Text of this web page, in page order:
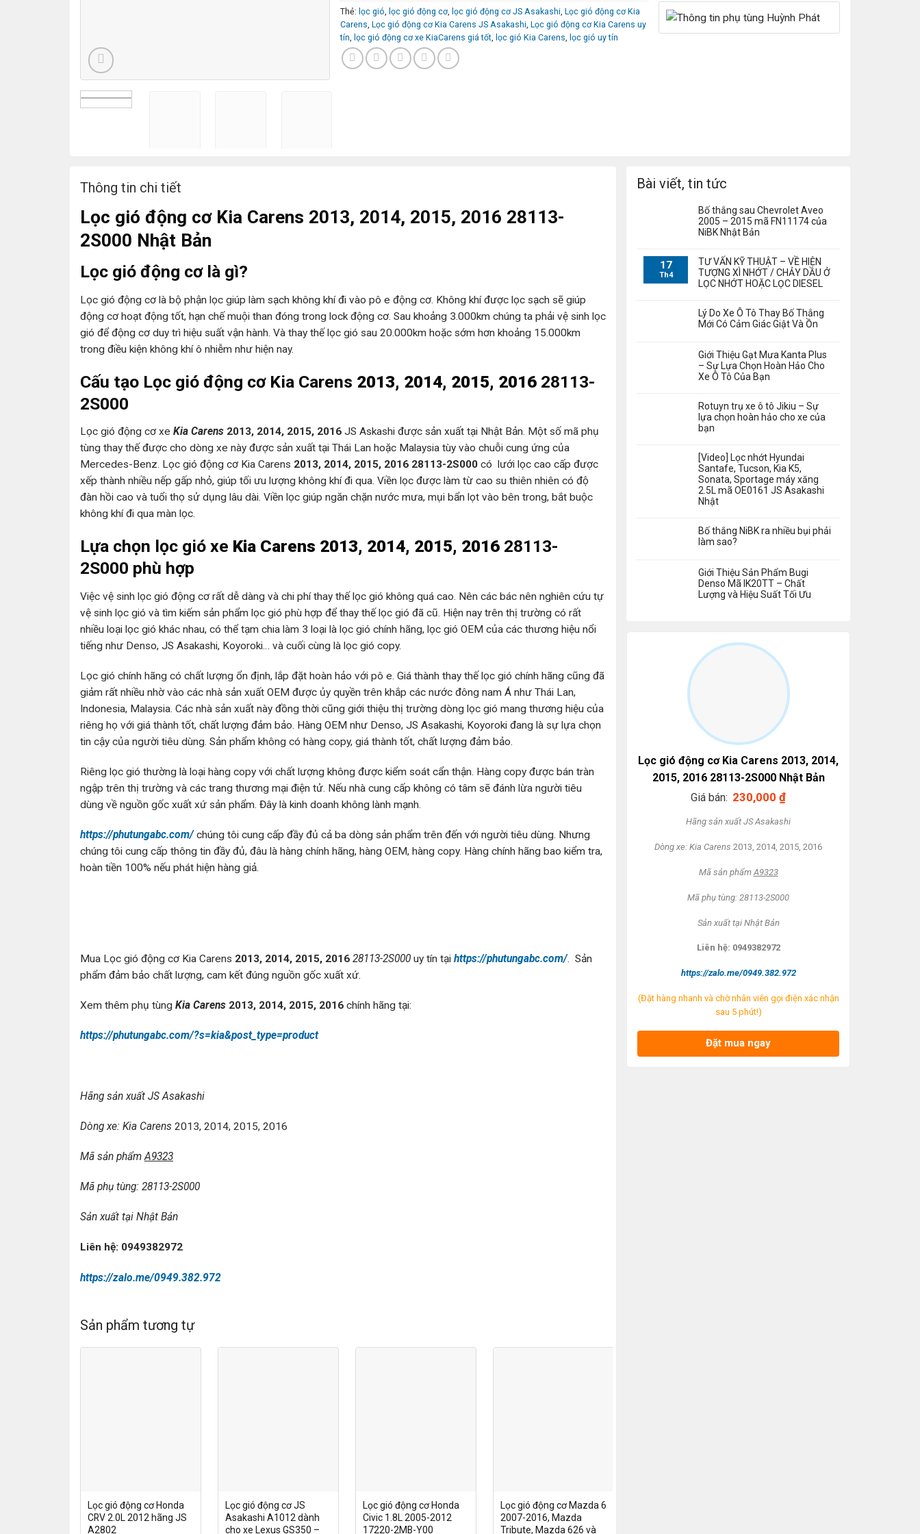
Thẻ: lọc gió lọc gió động cơ, lọc gió động cơ JS Asakashi Lọc gió động cơ Kia
Carens Lọc gió động cơ Kia Carens JS Asakashi Lọc gió động cơ Kia Carens uy
tín lọc gió động cơ xe KiaCarens giá tốt lọc gió Kia Carens lọc gió uy tín
Thông tin chi tiết
Lọc gió động cơ Kia Carens 2013, 2014, 2015, 2016 28113-
2S000 Nhật Bản
Lọc gió động cơ là gì?
Lọc gió động cơ là bộ phận lọc giúp làm sạch không khí đi vào pô e động cơ. Không khí được lọc sạch sẽ giúp
động cơ hoạt động tốt, hạn chế muội than đóng trong lock động cơ. Sau khoảng 3.000km chúng ta phải vệ sinh lọc
gió để động cơ duy trì hiệu suất vận hành. Và thay thế lọc gió sau 20.000km hoặc sớm hơn khoảng 15.000km
trong điều kiện không khí ô nhiễm như hiện nay.
Cấu tạo Lọc gió động cơ Kia Carens 2013, 2014, 2015, 2016 28113-
2S000
Lọc gió động cơ xe Kia Carens 2013, 2014, 2015, 2016 JS Askashi được sản xuất tại Nhật Bản. Một số mã phụ
tùng thay thế được cho dòng xe này được sản xuất tại Thái Lan hoặc Malaysia tùy vào chuỗi cung ứng của
Mercedes-Benz. Lọc gió động cơ Kia Carens 2013, 2014, 2015, 2016 28113-2S000 có lưới lọc cao cấp được
xếp thành nhiều nếp gấp nhỏ, giúp tối ưu lượng không khí đi qua. Viền lọc được làm từ cao su thiên nhiên có độ
đàn hồi cao và tuổi thọ sử dụng lâu dài. Viền lọc giúp ngăn chặn nước mưa, mụi bẩn lọt vào bên trong, bắt buộc
không khí đi qua màn lọc.
Lựa chọn lọc gió xe Kia Carens 2013, 2014, 2015, 2016 28113-
2S000 phù hợp
Việc vệ sinh lọc gió động cơ rất dễ dàng và chi phí thay thế lọc gió không quá cao. Nên các bác nên nghiên cứu tự
vệ sinh lọc gió và tìm kiếm sản phẩm lọc gió phù hợp để thay thế lọc gió đã cũ. Hiện nay trên thị trường có rất
nhiều loại lọc gió khác nhau, có thể tạm chia làm 3 loại là lọc gió chính hãng, lọc gió OEM của các thương hiệu nổi
tiếng như Denso, JS Asakashi, Koyoroki… và cuối cùng là lọc gió copy.
Lọc gió chính hãng có chất lượng ổn định, lắp đặt hoàn hảo với pô e. Giá thành thay thế lọc gió chính hãng cũng đã
giảm rất nhiều nhờ vào các nhà sản xuất OEM được ủy quyền trên khắp các nước đông nam Á như Thái Lan,
Indonesia, Malaysia. Các nhà sản xuất này đồng thời cũng giới thiệu thị trường dòng lọc gió mang thương hiệu của
riêng họ với giá thành tốt, chất lượng đảm bảo. Hàng OEM như Denso, JS Asakashi, Koyoroki đang là sự lựa chọn
tin cậy của người tiêu dùng. Sản phẩm không có hàng copy, giá thành tốt, chất lượng đảm bảo.
Riêng lọc gió thường là loại hàng copy với chất lượng không được kiểm soát cẩn thận. Hàng copy được bán tràn
ngập trên thị trường và các trang thương mại điện tử. Nếu nhà cung cấp không có tâm sẽ đánh lừa người tiêu
dùng về nguồn gốc xuất xứ sản phẩm. Đây là kinh doanh không lành mạnh.
https://phutungabc.com/ chúng tôi cung cấp đầy đủ cả ba dòng sản phẩm trên đến với người tiêu dùng. Nhưng
chúng tôi cung cấp thông tin đầy đủ, đâu là hàng chính hãng, hàng OEM, hàng copy. Hàng chính hãng bao kiểm tra,
hoàn tiền 100% nếu phát hiện hàng giả.
Mua Lọc gió động cơ Kia Carens 2013, 2014, 2015, 2016 28113-2S000 uy tín tại https://phutungabc.com/. Sản
phẩm đảm bảo chất lượng, cam kết đúng nguồn gốc xuất xứ.
Xem thêm phụ tùng Kia Carens 2013, 2014, 2015, 2016 chính hãng tại:
https://phutungabc.com/?s=kia&post_type=product
Hãng sản xuất JS Asakashi
Dòng xe: Kia Carens 2013, 2014, 2015, 2016
Mã sản phẩmA9323
Mã phụ tùng: 28113-2S000
Sản xuất tại Nhật Bản
Liên hệ: 0949382972
https://zalo.me/0949.382.972
Sản phẩm tương tự
Lọc gió động cơ Honda
CRV 2.0L 2012 hãng JS
A2802
Lọc gió động cơ JS
Asakashi A1012 dành
cho xe Lexus GS350 –
Lọc gió động cơ Honda
Civic 1.8L 2005-2012
17220-2MB-Y00
Lọc gió động cơ Mazda 6
2007-2016, Mazda
Tribute, Mazda 626 và
Bài viết, tin tức
Bố thắng sau Chevrolet Aveo
2005 – 2015 mã FN11174 của
NiBK Nhật Bản
17
Th4
TƯ VẤN KỸ THUẬT – VỀ HIỆN
TƯỢNG XÌ NHỚT / CHẢY DẦU Ở
LỌC NHỚT HOẶC LỌC DIESEL
Lý Do Xe Ô Tô Thay Bố Thắng
Mới Có Cảm Giác Giật Và Ồn
Giới Thiệu Gạt Mưa Kanta Plus
– Sự Lựa Chọn Hoàn Hảo Cho
Xe Ô Tô Của Bạn
Rotuyn trụ xe ô tô Jikiu – Sự
lựa chọn hoàn hảo cho xe của
bạn
[Video] Lọc nhớt Hyundai
Santafe, Tucson, Kia K5,
Sonata, Sportage máy xăng
2.5L mã OE0161 JS Asakashi
Nhật
Bố thắng NiBK ra nhiều bụi phải
làm sao?
Giới Thiệu Sản Phẩm Bugi
Denso Mã IK20TT – Chất
Lượng và Hiệu Suất Tối Ưu
Lọc gió động cơ Kia Carens 2013, 2014,
2015, 2016 28113-2S000 Nhật Bản
Giá bán: 230,000 ₫
Hãng sản xuất JS Asakashi
Dòng xe: Kia Carens 2013, 2014, 2015, 2016
Mã sản phẩm A9323
Mã phụ tùng: 28113-2S000
Sản xuất tại Nhật Bản
Liên hệ: 0949382972
https://zalo.me/0949.382.972
(Đặt hàng nhanh và chờ nhân viên gọi điện xác nhận
sau 5 phút!)
Đặt mua ngay